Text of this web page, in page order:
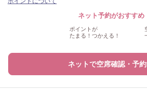
ネット予約がおすすめ
ポイントが
たまる！つかえる！
ネットで空席確認・予